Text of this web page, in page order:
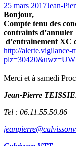
25 mars 2017Jean-
Bonjour,
Compte tenu des
contraints d’annuler
d’entrainement XC
http://alerte.vigilance-
Merci et à samedi
Jean-Pierre
Tel : 06.11.55.50.86